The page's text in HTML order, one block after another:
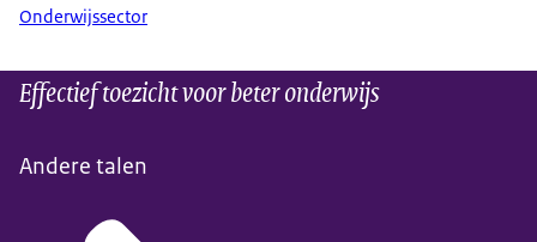
Onderwijssector
Effectief toezicht voor beter onderwijs
Andere talen